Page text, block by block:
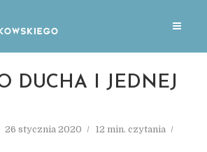
DUCHA I JEDNEJ
26 stycznia 2020
12 min. czytania